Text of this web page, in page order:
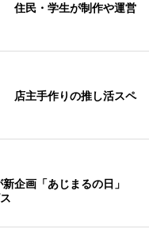
住民・学生が制作や運営
店主手作りの推し活スペ
新企画「あじまるの日」